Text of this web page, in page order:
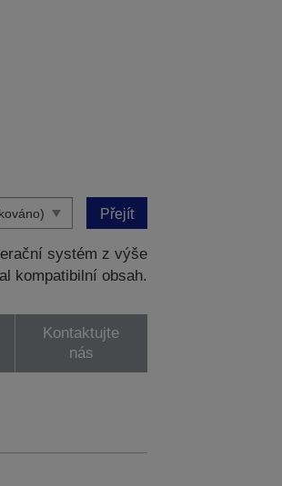
Přejít
systém z výše
kompatibilní obsah.
Kontaktujte
nás